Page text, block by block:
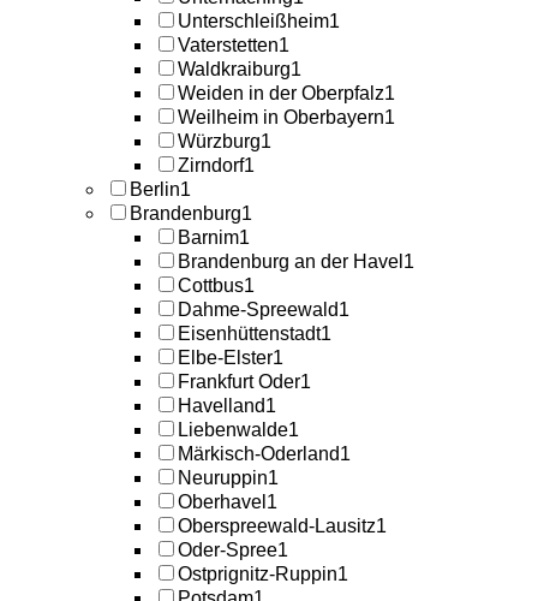
Unterschleißheim1
Vaterstetten1
Waldkraiburg1
Weiden in der Oberpfalz1
Weilheim in Oberbayern1
Würzburg1
Zirndorf1
Berlin1
Brandenburg1
Barnim1
Brandenburg an der Havel 1
Cottbus1
Dahme-Spreewald1
Eisenhüttenstadt1
Elbe-Elster1
Frankfurt Oder1
Havelland1
Liebenwalde1
Märkisch-Oderland1
Neuruppin1
Oberhavel 1
Oberspreewald-Lausitz1
Oder-Spree1
Ostprignitz-Ruppin1